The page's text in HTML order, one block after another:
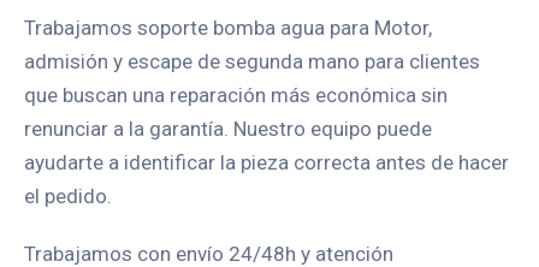
Trabajamos soporte bomba agua para Motor,
admisión y escape de segunda mano para clientes
que buscan una reparación más económica sin
renunciar a la garantía. Nuestro equipo puede
ayudarte a identificar la pieza correcta antes de hacer
el pedido.
Trabajamos con envío 24/48h y atención